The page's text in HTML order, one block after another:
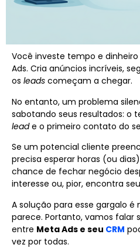
Você investe tempo e
Ads. Cria anúncios incríveis,
os leads começam a chegar.
No entanto, um problema
sabotando seus resultados: o
leade o primeiro contato do
Se um potencial cliente
precisa esperar horas (ou
chance de fechar negócio
interesse ou, pior, encontra
A solução para esse gargalo é
parece. Portanto, vamos falar
entre Meta Ads e seu CRM
vez por todas.